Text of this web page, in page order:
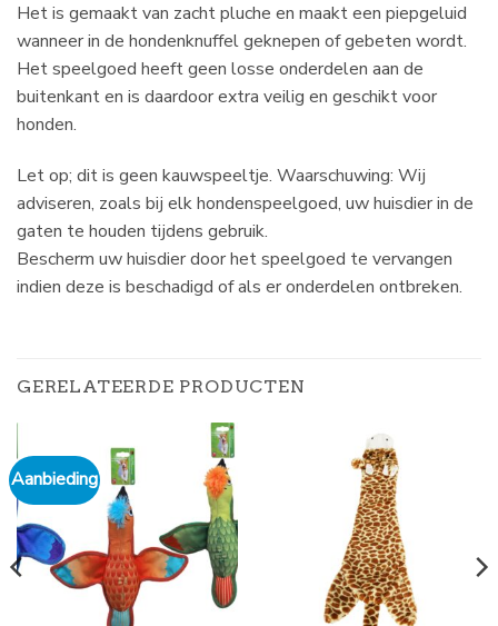
Het is gemaakt van zacht pluche en maakt een piepgeluid
wanneer in de hondenknuffel geknepen of gebeten wordt.
Het speelgoed heeft geen losse onderdelen aan de
buitenkant en is daardoor extra veilig en geschikt voor
honden.
Let op; dit is geen kauwspeeltje. Waarschuwing: Wij
adviseren, zoals bij elk hondenspeelgoed, uw huisdier in de
gaten te houden tijdens gebruik.
Bescherm uw huisdier door het speelgoed te vervangen
indien deze is beschadigd of als er onderdelen ontbreken.
GERELATEERDE PRODUCTEN
Aanbieding